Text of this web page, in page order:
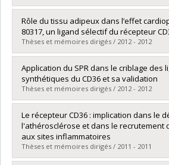
Diplômé(e) : Bujold, Kim
Cycle : Doctorat
Diplôme obtenu :Ph. D.
Lien vers le document dans Papyrus
Rôle du tissu adipeux dans l’effet
80317, un ligand sélectif du récepteur
Thèses et mémoires dirigés / 2012 - 2012
Diplômé(e) :Huynh, David N.
Cycle :Maîtrise
Diplôme obtenu :M. Sc.
Lien vers le document dans Papyrus
Application du SPR dans le criblage des
synthétiques du CD36 et sa validation
Thèses et mémoires dirigés / 2012 - 2012
Diplômé(e) :Lambert-Lanteigne, Patrick
Cycle :Maîtrise
Diplôme obtenu :M. Sc.
Lien vers le document dans Papyrus
Le récepteur CD36 : implication dans le
l'athérosclérose et dans le recrutement
aux sites inflammatoires
Thèses et mémoires dirigés / 2011 - 2011